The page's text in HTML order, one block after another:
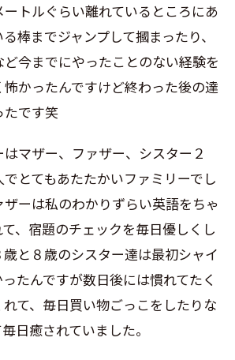
トルぐらい離れているところにあ
棒までジャンプして摑まったり、
今までにやったことのない経験を
怖かったんですけど終わった後の達
たです笑
マザー、ファザー、シスター２
とてもあたたかいファミリーでし
ーは私のわかりずらい英語をちゃ
、宿題のチェックを毎日優しくし
と８歳のシスター達は最初シャイ
たんですが数日後には慣れてたく
て、毎日買い物ごっこをしたりな
日癒されていました。